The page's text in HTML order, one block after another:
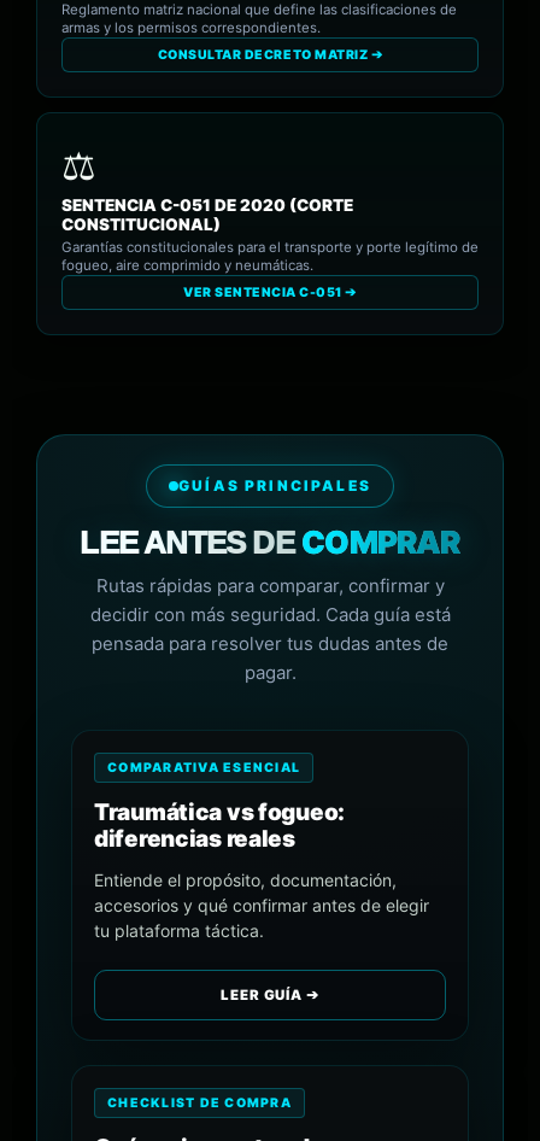
Reglamento matriz nacional que define las clasificaciones de
armas y los permisos correspondientes.
CONSULTAR DECRETO MATRIZ ➔
SENTENCIA C-051 DE 2020 (CORTE
CONSTITUCIONAL)
Garantías constitucionales para el transporte y porte legítimo de
fogueo, aire comprimido y neumáticas.
VER SENTENCIA C-051 ➔
GUÍAS PRINCIPALES
LEE ANTES DECOMPRAR
Rutas rápidas para comparar, confirmar y
decidir con más seguridad. Cada guía está
pensada para resolver tus dudas antes de
pagar.
COMPARATIVA ESENCIAL
Traumática vs fogueo:
diferencias reales
Entiende el propósito, documentación,
accesorios y qué confirmar antes de elegir
tu plataforma táctica.
LEER GUÍA ➔
CHECKLIST DE COMPRA